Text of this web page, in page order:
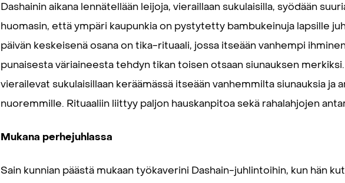
Dashainin aikana lennätellään leijoja, vieraillaan sukulaisilla, syödään
huomasin, että ympäri kaupunkia on pystytetty bambukeinuja lapsille
päivän keskeisenä osana on tika-rituaali, jossa itseään vanhempi
punaisesta väriaineesta tehdyn tikan toisen otsaan siunauksen
vierailevat sukulaisillaan keräämässä itseään vanhemmilta siunauksia ja
nuoremmille. Rituaaliin liittyy paljon hauskanpitoa sekä rahalahjojen
Mukana perhejuhlassa
Sain kunnian päästä mukaan työkaverini Dashain-juhlintoihin, kun hän